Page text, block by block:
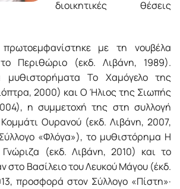
διοικητικές θέσεις
πρωτοεμφανίστηκε με τη νουβέλα
Περιθώριο (εκδ. Λιβάνη, 1989).
μυθιστορήματα Το Χαμόγελο της
2000) και Ο Ήλιος της Σιωπής
η συμμετοχή της στη συλλογή
Ουρανού (εκδ. Λιβάνη, 2007,
«Φλόγα»), το μυθιστόρημα Η
(εκδ. Λιβάνη, 2010) και το
στο Βασίλειο του Λευκού Μάγου (έκδ.
προσφορά στον Σύλλογο «Πίστη»·